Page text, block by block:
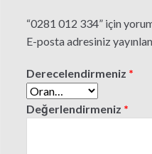
“0281 012 334” için
E-posta adresiniz
Derecelendirmeniz *
Değerlendirmeniz *